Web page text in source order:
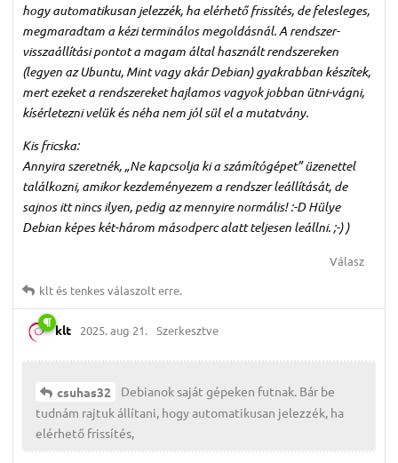
hogy automatikusan jelezzék, ha elérhető frissítés, de felesleges,
megmaradtam a kézi terminálos megoldásnál. A rendszer-
visszaállítási pontot a magam által használt rendszereken
(legyen az Ubuntu, Mint vagy akár Debian) gyakrabban készítek,
mert ezeket a rendszereket hajlamos vagyok jobban ütni-vágni,
kísérletezni velük és néha nem jól sül el a mutatvány.
Kis fricska:
Annyira szeretnék, „Ne kapcsolja ki a számítógépet” üzenettel
találkozni, amikor kezdeményezem a rendszer leállítását, de
sajnos itt nincs ilyen, pedig az mennyire normális! :-D Hülye
Debian képes két-három másodperc alatt teljesen leállni. ;-) )
Válasz
kltés tenkesválaszolt erre.
klt 2025. aug 21. Szerkesztve
csuhas32
Debianok saját gépeken futnak. Bár be
tudnám rajtuk állítani, hogy automatikusan jelezzék, ha
elérhető frissítés,